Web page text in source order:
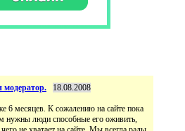
18.08.2008
6 месяцев. К сожалению на сайте пока
нужны люди способные его оживить,